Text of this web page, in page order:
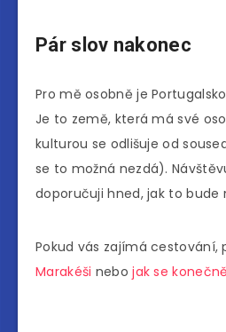
Pár slov nakonec
Pro mě osobně je
Je to země, která má své
kulturou se odlišuje od
se to možná nezdá).
doporučuji hned, jak to bude
Pokud vás zajímá cestování,
Marakéši nebo jak se